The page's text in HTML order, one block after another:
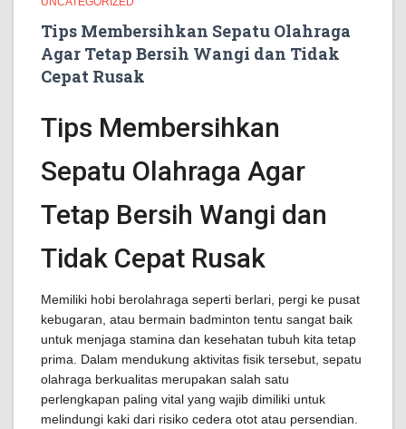
Tips Membersihkan Sepatu Olahraga
Agar Tetap Bersih Wangi dan Tidak
Cepat Rusak
Tips Membersihkan
Sepatu Olahraga Agar
Tetap Bersih Wangi dan
Tidak Cepat Rusak
Memiliki hobi berolahraga seperti berlari, pergi ke pusat
kebugaran, atau bermain badminton tentu sangat baik
untuk menjaga stamina dan kesehatan tubuh kita tetap
prima. Dalam mendukung aktivitas fisik tersebut, sepatu
olahraga berkualitas merupakan salah satu
perlengkapan paling vital yang wajib dimiliki untuk
melindungi kaki dari risiko cedera otot atau persendian.